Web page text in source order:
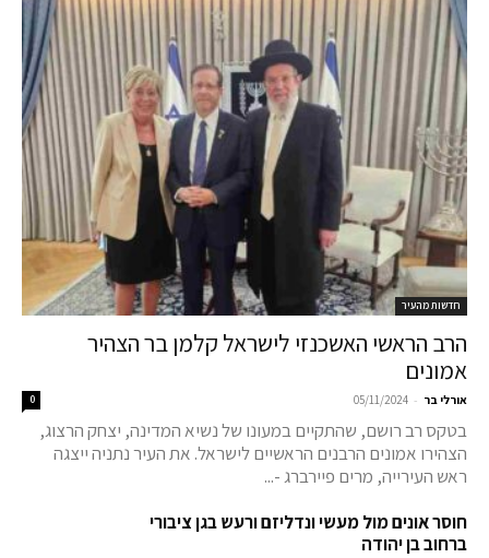
חדשות מהעיר
הרב הראשי האשכנזי לישראל קלמן בר הצהיר
אמונים
אורלי בר -
05/11/2024
0
בטקס רב רושם, שהתקיים במעונו של נשיא המדינה, יצחק הרצוג,
הצהירו אמונים הרבנים הראשיים לישראל. את העיר נתניה ייצגה
ראש העירייה, מרים פיירברג -...
חוסר אונים מול מעשי ונדליזם ורעש בגן ציבורי
ברחוב בן יהודה